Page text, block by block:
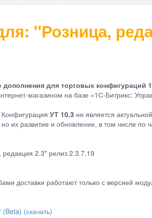
"Розница,
дополнения для торговых конфигураций
магазином на базе «1С-Битрикс:
Конфигурация УТ 10.3 не является
их развитие и обновление, в том числе по
2.3" релиз 2.3.7.19
доставки работают только с версией
(скачать)